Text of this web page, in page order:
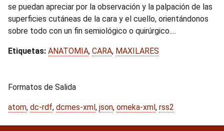
se puedan apreciar por la observación y la palpación de las
superficies cutáneas de la cara y el cuello, orientándonos
sobre todo con un fin semiológico o quirúrgico.…
Etiquetas: ANATOMIA, CARA, MAXILARES
Formatos de Salida
atom, dc-rdf, dcmes-xml, json, omeka-xml, rss2